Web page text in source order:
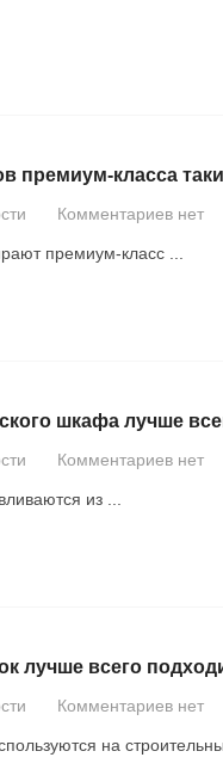
премиум-класса
Комментариев нет
премиум-класс ...
шкафа лучше
Комментариев нет
из ...
лучше всего
Комментариев нет
на